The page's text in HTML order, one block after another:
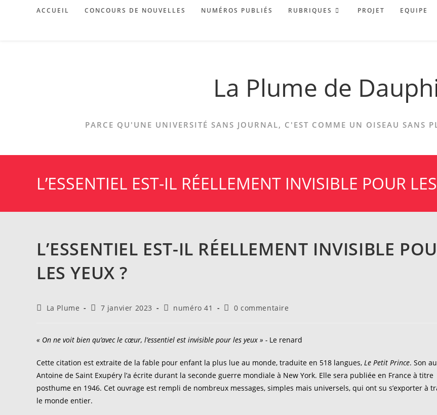
ACCUEIL CONCOURS DE NOUVELLES NUMÉROS PUBLIÉS RUBRIQUES PROJET EQUIPE
La Plume de
PARCE QU'UNE UNIVERSITÉ SANS JOURNAL, C'EST COMME UN OISEAU SANS
L’ESSENTIEL EST-IL RÉELLEMENT INVISIBLE POUR
L’ESSENTIEL EST-IL RÉELLEMENT INVISIBLE
LES YEUX ?
Auteur/autrice
publication :
La Plume
Publication
7 janvier 2023
Postnuméro 41
Commentaires
publication :
0 commentaire
« On ne voit bien qu’avec le cœur, l’essentiel est invisible pour les yeux » - Le renard
Cette citation est extraite de la fable pour enfant la plus lue au monde, traduite en 518 langues, Le Petit Prince. Son
Antoine de Saint Exupéry l’a écrite durant la seconde guerre mondiale à New York. Elle sera publiée en France à titre
posthume en 1946. Cet ouvrage est rempli de nombreux messages, simples mais universels, qui ont su s’exporter à
le monde entier.